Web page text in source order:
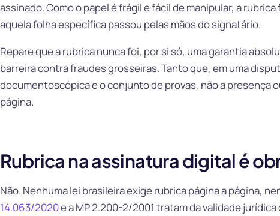
assinado. Como o papel é frágil e fácil de manipular, a
aquela folha específica passou pelas mãos do signatário.
Repare que a rubrica nunca foi, por si só, uma garantia
barreira contra fraudes grosseiras. Tanto que, em uma
documentoscópica e o conjunto de provas, não a presença
página.
Rubrica na assinatura digital é
Não. Nenhuma lei brasileira exige rubrica página a página,
14.063/2020e a MP 2.200-2/2001 tratam da validade